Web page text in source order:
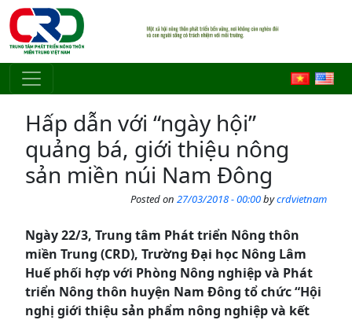
Skip to main content
Hấp dẫn với “ngày hội”
quảng bá, giới thiệu nông
sản miền núi Nam Đông
Posted on 27/03/2018 - 00:00bycrdvietnam
Ngày 22/3, Trung tâm Phát triển Nông thôn
miền Trung (CRD), Trường Đại học Nông Lâm
Huế phối hợp với Phòng Nông nghiệp và Phát
triển Nông thôn huyện Nam Đông tổ chức “Hội
nghị giới thiệu sản phẩm nông nghiệp và kết